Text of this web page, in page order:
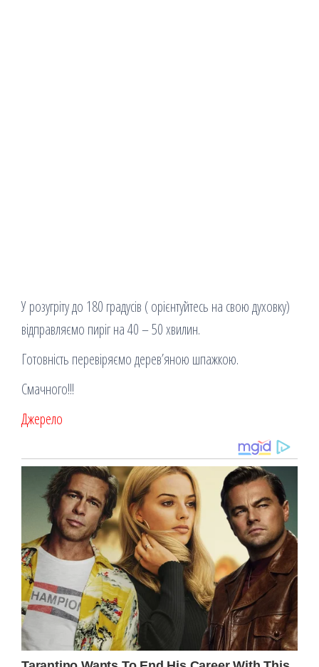
У розугріту до 180 градусів ( орієнтуйтесь на свою духовку)
відправляємо пиріг на 40 – 50 хвилин.
Готовність перевіряємо дерев’яною шпажкою.
Смачного!!!
Джерело